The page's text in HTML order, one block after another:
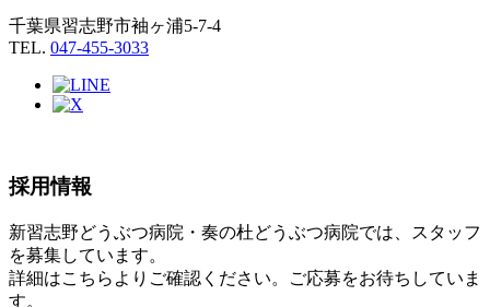
千葉県習志野市袖ヶ浦5-7-4
TEL. 047-455-3033
採用情報
新習志野どうぶつ病院・奏の杜どうぶつ病院では、スタッフ
を募集しています。
詳細はこちらよりご確認ください。ご応募をお待ちしていま
す。